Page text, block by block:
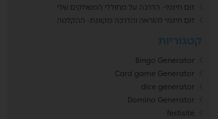
זום חינמי- הדרכה על מחוללי המשחקים שלי
זום חינמי להוראה והדרכה מקוונת- ההקלטה
קטגוריות
Bingo Generator
Card game Generator
dice generator
Domino Generator
festisite